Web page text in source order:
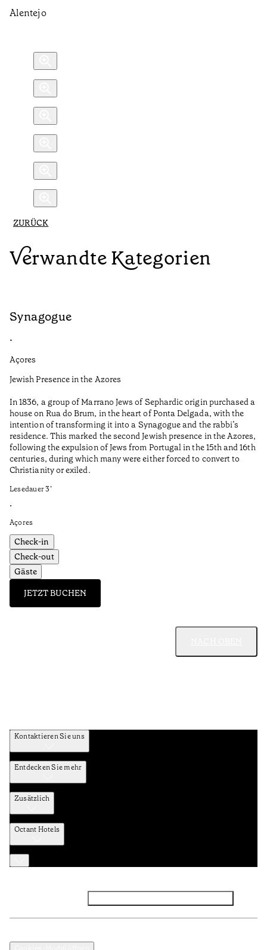
Alentejo
ZURÜCK
Verwandte Kategorien
Synagogue
•
Açores
Jewish Presence in the Azores
In 1836, a group of Marrano Jews of Sephardic origin purchased a
house on Rua do Brum, in the heart of Ponta Delgada, with the
intention of transforming it into a Synagogue and the rabbi’s
residence. This marked the second Jewish presence in the Azores,
following the expulsion of Jews from Portugal in the 15th and 16th
centuries, during which many were either forced to convert to
Christianity or exiled.
Lesedauer3’
•
Açores
Check-in
Check-out
Gäste
JETZT BUCHEN
Kontaktieren Sie uns
Entdecken Sie mehr
Zusätzlich
Octant Hotels